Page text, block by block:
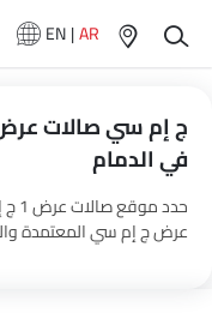
EN|AR
ج إم سي صالات عرض
في الدمام
عرض ج إم سي المعتمدة
الاتصال الكاملة. لمزيد